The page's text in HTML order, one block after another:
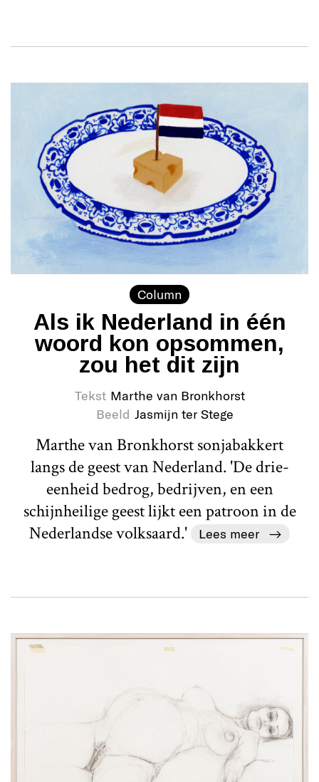
Column
Als ik Nederland in één
woord kon opsommen,
zou het dit zijn
Tekst Marthe van Bronkhorst
Beeld Jasmijn ter Stege
Marthe van Bronkhorst sonjabakkert
langs de geest van Nederland. 'De drie-
eenheid bedrog, bedrijven, en een
schijnheilige geest lijkt een patroon in de
Nederlandse volksaard.'
Lees meer